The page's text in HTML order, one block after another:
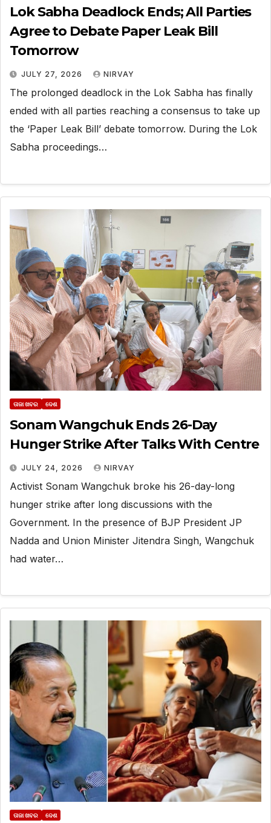
Lok Sabha Deadlock Ends; All Parties
Agree to Debate Paper Leak Bill
Tomorrow
JULY 27, 2026 NIRVAY
The prolonged deadlock in the Lok Sabha has finally
ended with all parties reaching a consensus to take up
the ‘Paper Leak Bill’ debate tomorrow. During the Lok
Sabha proceedings…
ତାଜା ଖବର ଦେଶ
Sonam Wangchuk Ends 26-Day
Hunger Strike After Talks With Centre
JULY 24, 2026 NIRVAY
Activist Sonam Wangchuk broke his 26-day-long
hunger strike after long discussions with the
Government. In the presence of BJP President JP
Nadda and Union Minister Jitendra Singh, Wangchuk
had water…
ତାଜା ଖବର ଦେଶ